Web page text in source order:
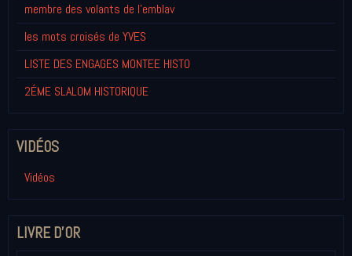
membre des volants de l'emblav
les mots croisés de YVES
LISTE DES ENGAGES MONTEE HISTO
2ÉME SLALOM HISTORIQUE
VIDÉOS
Vidéos
LIVRE D'OR